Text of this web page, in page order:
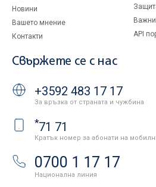
Новини
Вашето мнение
Контакти
API
Свържете се с нас
+3592 483 17 17
За връзка от страната и чужбина
*71 71
Кратък номер за абонати на
0700 1 17 17
Национална линия